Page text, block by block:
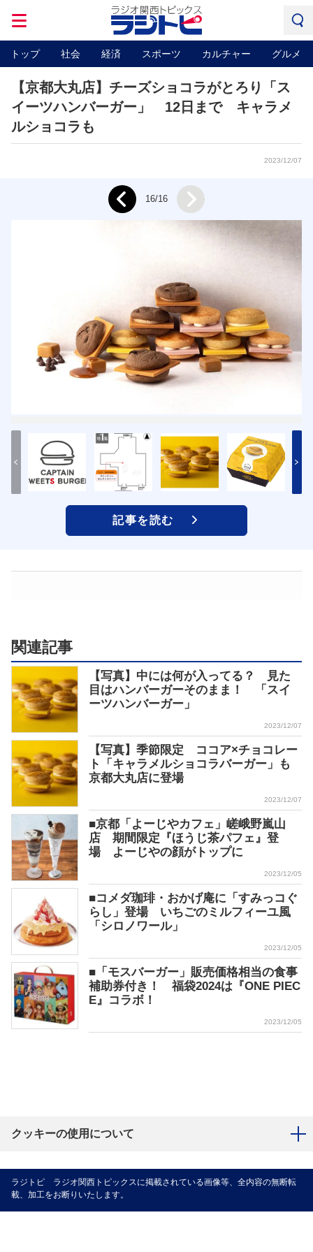
トップ 社会 経済 スポーツ カルチャー グルメ
【京都大丸店】チーズショコラがとろり「ス
イーツハンバーガー」 12日まで キャラメ
ルショコラも
2023/12/07
Prev 16/16
記事を読む
関連記事
【写真】中には何が入ってる？ 見た
目はハンバーガーそのまま！ 「スイ
ーツハンバーガー」
2023/12/07
【写真】季節限定 ココア×チョコレー
ト「キャラメルショコラバーガー」も
京都大丸店に登場
2023/12/07
■京都「よーじやカフェ」嵯峨野嵐山
店 期間限定『ほうじ茶パフェ』登
場 よーじやの顔がトップに
2023/12/05
■コメダ珈琲・おかげ庵に「すみっコぐ
らし」登場 いちごのミルフィーユ風
「シロノワール」
2023/12/05
■「モスバーガー」販売価格相当の食事
補助券付き！ 福袋2024は『ONE PIEC
E』コラボ！
2023/12/05
クッキーの使用について
ラジトピ ラジオ関西トピックスに掲載されている画像等、全内容の無断転
載、加工をお断りいたします。